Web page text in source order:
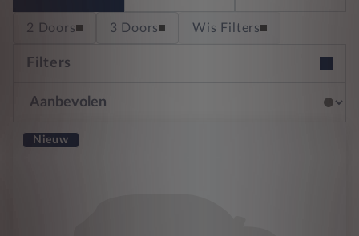
2 Doors 3 Doors Wis Filters
Filters
Nieuw